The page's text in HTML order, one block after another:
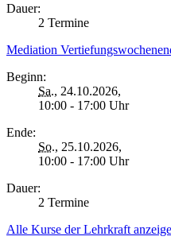
Dauer:
2 Termine
Mediation
Beginn:
Sa., 24.10.2026,
10:00 - 17:00 Uhr
Ende:
So., 25.10.2026,
10:00 - 17:00 Uhr
Dauer:
2 Termine
Alle Kurse der Lehrkraft